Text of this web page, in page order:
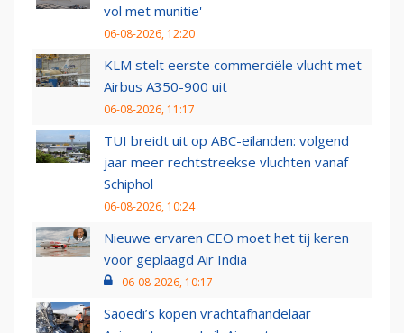
vol met munitie'
06-08-2026, 12:20
KLM stelt eerste commerciële vlucht met
Airbus A350-900 uit
06-08-2026, 11:17
TUI breidt uit op ABC-eilanden: volgend
jaar meer rechtstreekse vluchten vanaf
Schiphol
06-08-2026, 10:24
Nieuwe ervaren CEO moet het tij keren
voor geplaagd Air India
06-08-2026, 10:17
Saoedi’s kopen vrachtafhandelaar